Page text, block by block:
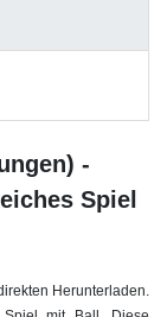
-
Spiel
Herunterladen.